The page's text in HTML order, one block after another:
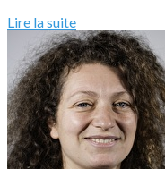
Lire la suite